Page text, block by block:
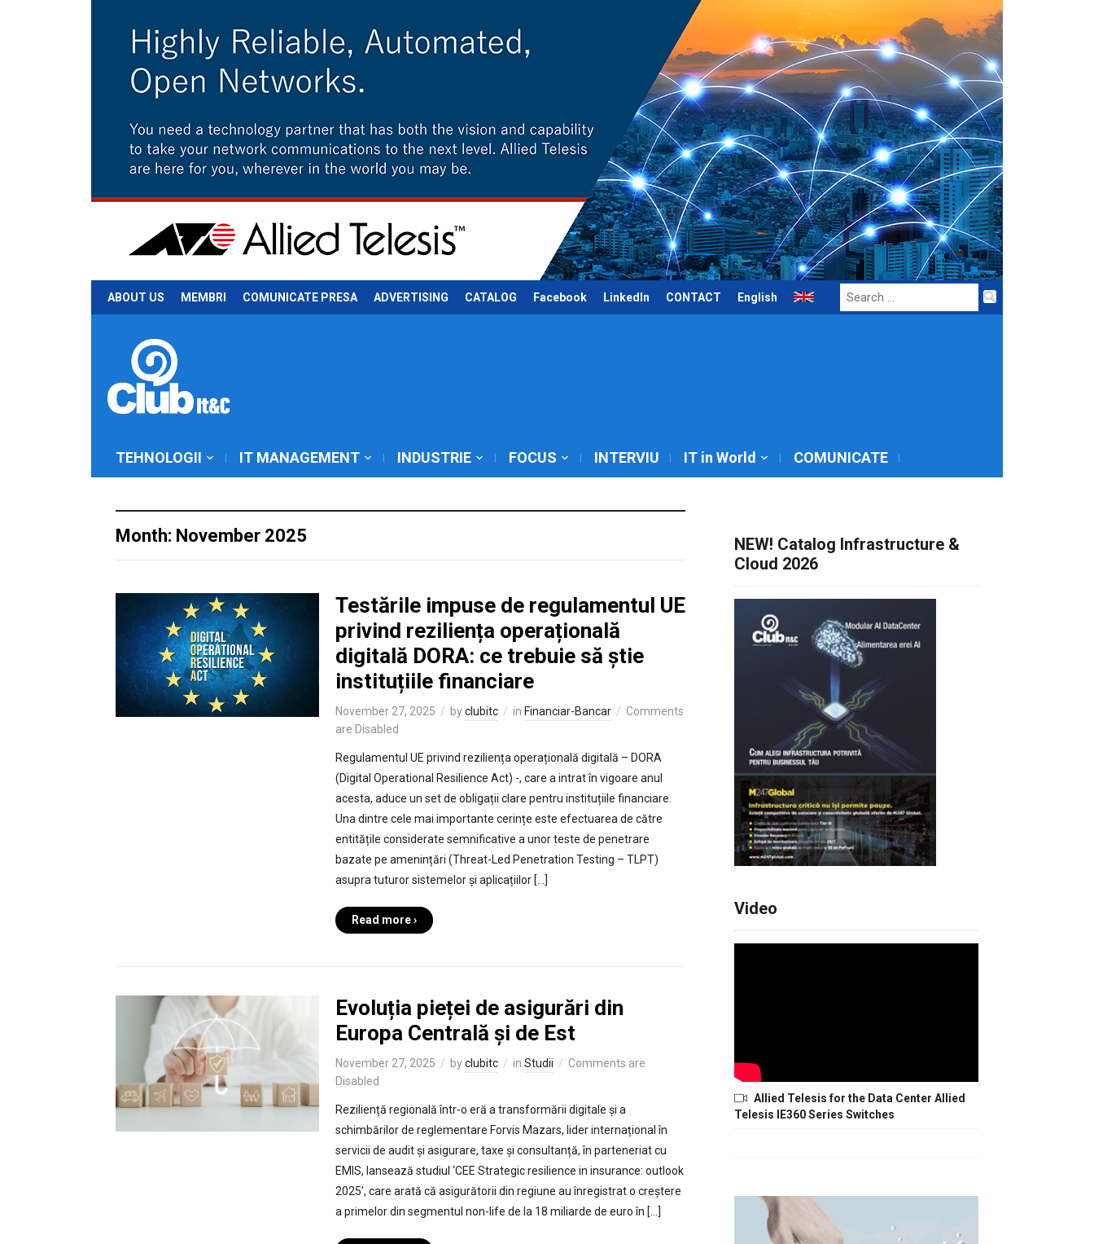
ABOUT US MEMBRI COMUNICATE PRESA ADVERTISING CATALOG Facebook LinkedIn CONTACT English
Search
for:
TEHNOLOGII IT MANAGEMENT INDUSTRIE FOCUS INTERVIU IT in World COMUNICATE
Month: November 2025
Testările impuse de regulamentul UE
privind reziliența operațională
digitală DORA: ce trebuie să știe
instituțiile financiare
November 27, 2025 byclubitc in Financiar-Bancar
Comments
are Disabled
Regulamentul UE privind reziliența operațională digitală – DORA
(Digital Operational Resilience Act) -, care a intrat în vigoare anul
acesta, aduce un set de obligații clare pentru instituțiile financiare.
Una dintre cele mai importante cerințe este efectuarea de către
entitățile considerate semnificative a unor teste de penetrare
bazate pe amenințări (Threat-Led Penetration Testing – TLPT)
asupra tuturor sistemelor și aplicațiilor […]
Read more ›
Evoluția pieței de asigurări din
Europa Centrală și de Est
November 27, 2025 byclubitc in Studii
Comments are
Disabled
Reziliență regională într-o eră a transformării digitale și a
schimbărilor de reglementare Forvis Mazars, lider internațional în
servicii de audit și asigurare, taxe și consultanță, în parteneriat cu
EMIS, lansează studiul ‘CEE Strategic resilience in insurance: outlook
2025’, care arată că asigurătorii din regiune au înregistrat o creștere
a primelor din segmentul non-life de la 18 miliarde de euro în […]
NEW! Catalog Infrastructure &
Cloud 2026
Video
Allied Telesis for the Data Center Allied
Telesis IE360 Series Switches